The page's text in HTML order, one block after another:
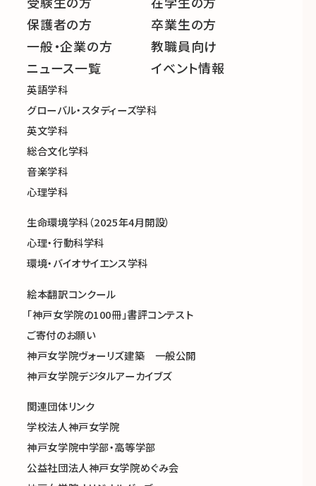
保護者の方
卒業生の方
一般・企業の方
教職員向け
ニュース一覧
イベント情報
英語学科
グローバル・スタディーズ学科
英文学科
総合文化学科
音楽学科
心理学科
生命環境学科（2025年4月開設）
心理・行動科学科
環境・バイオサイエンス学科
絵本翻訳コンクール
「神戸女学院の100冊」書評コンテスト
ご寄付のお願い
神戸女学院ヴォーリズ建築 一般公開
神戸女学院デジタルアーカイブズ
関連団体リンク
学校法人神戸女学院
神戸女学院中学部・高等学部
公益社団法人神戸女学院めぐみ会